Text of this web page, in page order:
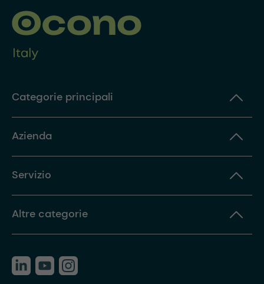
Categorie principali
Azienda
Servizio
Altre categorie